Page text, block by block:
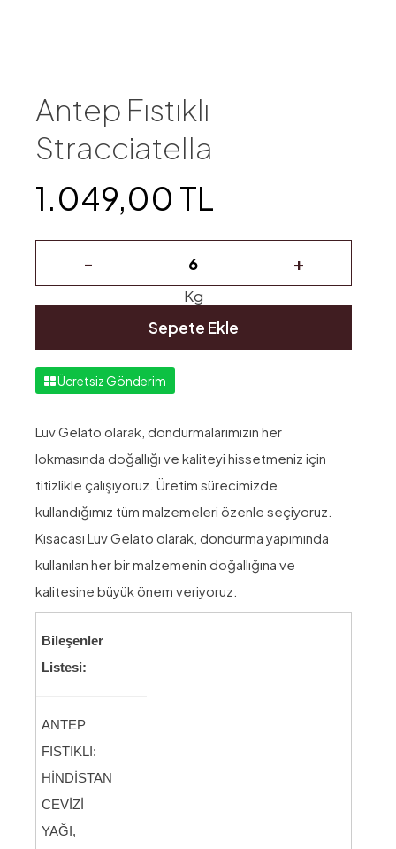
Antep Fıstıklı
Stracciatella
1.049,00 TL
- +
Kg
Sepete Ekle
Ücretsiz Gönderim
Luv Gelato olarak, dondurmalarımızın her
lokmasında doğallığı ve kaliteyi hissetmeniz için
titizlikle çalışıyoruz. Üretim sürecimizde
kullandığımız tüm malzemeleri özenle seçiyoruz.
Kısacası Luv Gelato olarak, dondurma yapımında
kullanılan her bir malzemenin doğallığına ve
kalitesine büyük önem veriyoruz.
Bileşenler
Listesi:
ANTEP
FISTIKLI:
HİNDİSTAN
CEVİZİ
YAĞI,